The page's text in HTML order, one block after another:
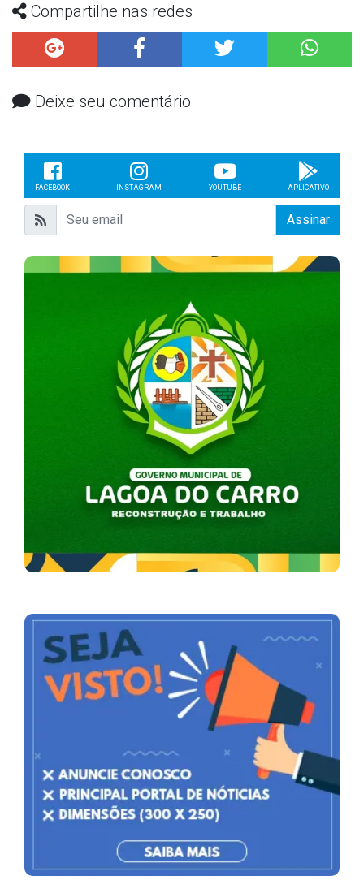
Compartilhe nas redes
Deixe seu comentário
FACEBOOK INSTAGRAM YOUTUBE APLICATIVO
Assinar